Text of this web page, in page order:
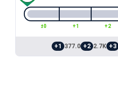
±0 +1 +2
+1 377.0 +2 2.7K +3